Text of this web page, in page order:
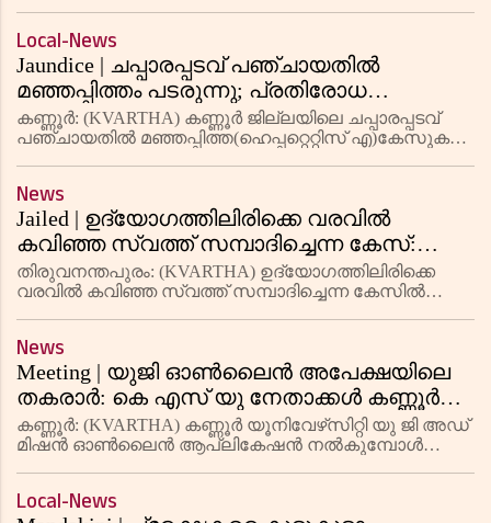
ഘാടനത്തിന് സംസ്ഥാന സ
Local-News
Jaundice | ചപ്പാരപ്പടവ് പഞ്ചായതില്‍
മഞ്ഞപ്പിത്തം പടരുന്നു; പ്രതിരോധ
പ്രവര്‍ത്തനങ്ങളുമായി ആരോഗ്യ വകുപ്പ്
കണ്ണൂര്‍: (KVARTHA) കണ്ണൂര്‍ ജില്ലയിലെ ചപ്പാരപ്പടവ്
പഞ്ചായതില്‍ മഞ്ഞപ്പിത്ത(ഹെപ്പറ്റെറ്റിസ് എ)കേസുകള്‍
News
Jailed | ഉദ്യോഗത്തിലിരിക്കെ വരവില്‍
കവിഞ്ഞ സ്വത്ത് സമ്പാദിച്ചെന്ന കേസ്:
സിഡ് കോ മുന്‍ സെയില്‍സ് മാനേജര്‍ക്ക് 3
വര്‍ഷം തടവും 29 ലക്ഷം രൂപ പിഴയും
തിരുവനന്തപുരം: (KVARTHA) ഉദ്യോഗത്തിലിരിക്കെ
വരവില്‍ കവിഞ്ഞ സ്വത്ത് സമ്പാദിച്ചെന്ന കേസില്‍
വര്‍ഷം ത
News
Meeting | യുജി ഓണ്‍ലൈന്‍ അപേക്ഷയിലെ
തകരാര്‍: കെ എസ് യു നേതാക്കള്‍ കണ്ണൂര്‍
സര്‍വകലാശാല വിസിയുമായി കൂടിക്കാഴ്ച
നടത്തി
കണ്ണൂര്‍: (KVARTHA) കണ്ണൂര്‍ യൂനിവേഴ്‌സിറ്റി യു ജി അഡ്
മിഷന്‍ ഓണ്‍ലൈന്‍ ആപ്ലികേഷന്‍ നല്‍കുമ്പോള്‍
എന്‍ എസ്
Local-News